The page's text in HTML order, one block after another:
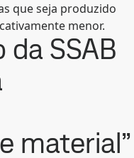
que seja produzido
menor.
SSAB
material”